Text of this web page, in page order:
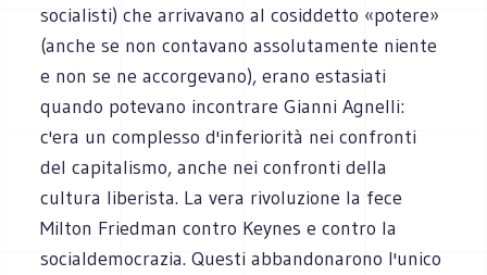
socialisti) che arrivavano al cosiddetto «potere»
(anche se non contavano assolutamente niente
e non se ne accorgevano), erano estasiati
quando potevano incontrare Gianni Agnelli:
c'era un complesso d'inferiorità nei confronti
del capitalismo, anche nei confronti della
cultura liberista. La vera rivoluzione la fece
Milton Friedman contro Keynes e contro la
socialdemocrazia. Questi abbandonarono l'unico